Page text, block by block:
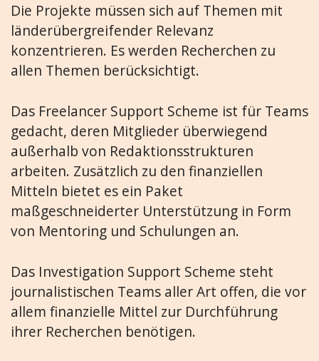
Die Projekte müssen sich auf Themen mit
länderübergreifender Relevanz
konzentrieren. Es werden Recherchen zu
allen Themen berücksichtigt.
Das Freelancer Support Scheme ist für Teams
gedacht, deren Mitglieder überwiegend
außerhalb von Redaktionsstrukturen
arbeiten. Zusätzlich zu den finanziellen
Mitteln bietet es ein Paket
maßgeschneiderter Unterstützung in Form
von Mentoring und Schulungen an.
Das Investigation Support Scheme steht
journalistischen Teams aller Art offen, die vor
allem finanzielle Mittel zur Durchführung
ihrer Recherchen benötigen.